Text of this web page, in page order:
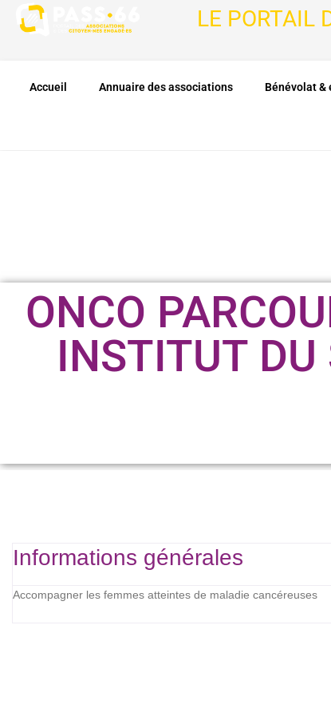
LE PORTAIL
Accueil Annuaire des associations Bénévolat &
ONCO
INSTITUT DU
Informations générales
Accompagner les femmes atteintes de maladie cancéreuses